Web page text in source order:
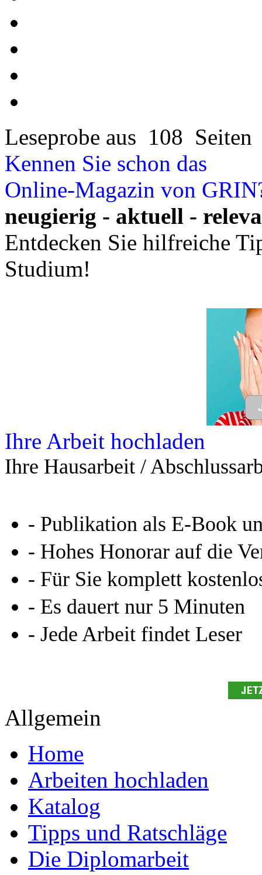
Leseprobe aus 108 Seiten
Kennen Sie schon das
Online-Magazin von
neugierig - aktuell -
Entdecken Sie hilfreiche
Studium!
Ihre Arbeit hochladen
Ihre Hausarbeit /
- Publikation als E-Book
- Hohes Honorar auf die
- Für Sie komplett
- Es dauert nur 5 Minuten
- Jede Arbeit findet Leser
Allgemein
Home
Arbeiten hochladen
Katalog
Tipps und Ratschläge
Die Diplomarbeit